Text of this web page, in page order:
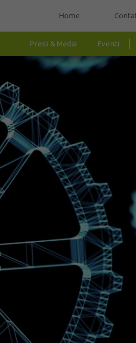
Home
Press & Media Eventi